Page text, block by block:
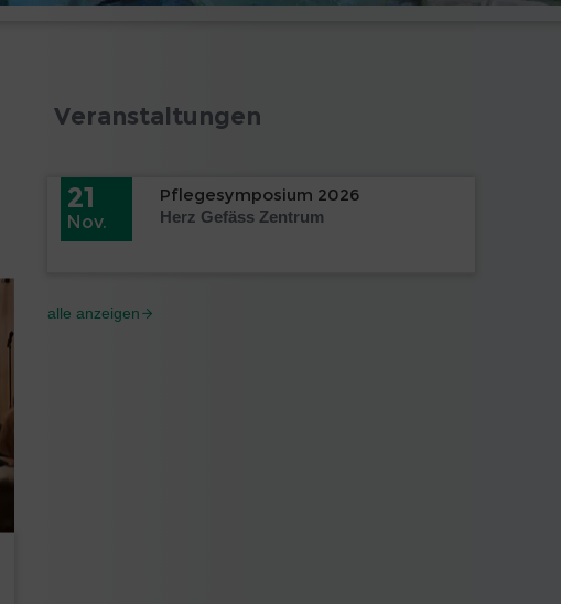
Veranstaltungen
21
Nov.
Pflegesymposium 2026
Herz Gefäss Zentrum
alle anzeigen